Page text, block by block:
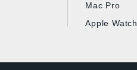
Mac Pro
Apple Watch